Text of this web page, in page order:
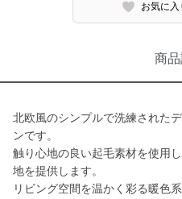
お気に
商
北欧風のシンプルで洗練された
ンです。
触り心地の良い起毛素材を使用
地を提供します。
リビング空間を温かく彩る暖色